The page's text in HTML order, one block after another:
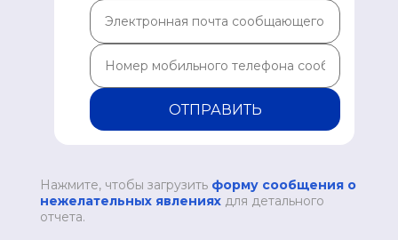
ОТПРАВИТЬ
Нажмите, чтобы загрузить форму сообщения о
нежелательных явлениях для детального
отчета.